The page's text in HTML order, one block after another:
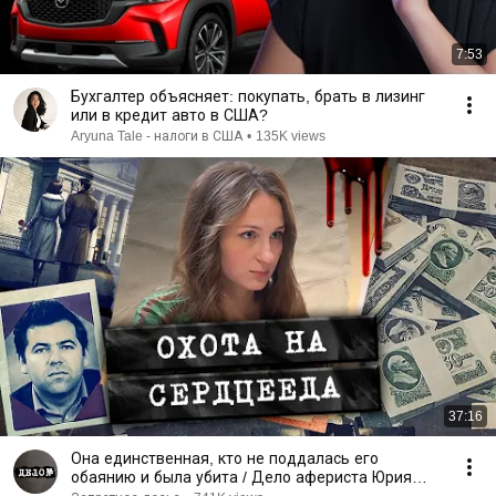
7:53
Бухгалтер объясняет: покупать, брать в лизинг
или в кредит авто в США?
Aryuna Tale - налоги в США • 135K views
37:16
Она единственная, кто не поддалась его
обаянию и была убита / Дело афериста Юрия